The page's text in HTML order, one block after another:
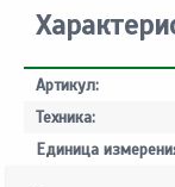
Артикул:
Техника:
Единица